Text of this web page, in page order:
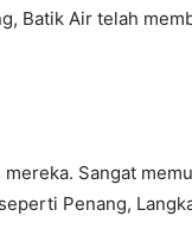
Batik Air telah
Sangat
Penang,